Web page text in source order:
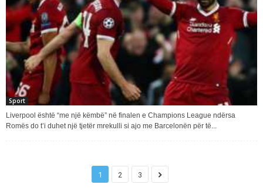
Sport
Liverpool është “me një këmbë” në finalen e Champions League ndërsa
Romës do t’i duhet një tjetër mrekulli si ajo me Barcelonën për të...
1 2 3